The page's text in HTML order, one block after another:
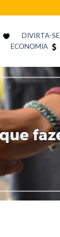
DIVIRTA-SE
ECONOMIA